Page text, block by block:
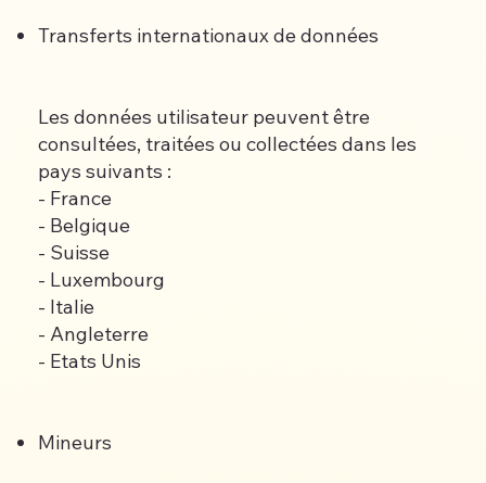
Transferts internationaux de données
Les données utilisateur peuvent être
consultées, traitées ou collectées dans les
pays suivants :
- France
- Belgique
- Suisse
- Luxembourg
- Italie
- Angleterre
- Etats Unis
Mineurs